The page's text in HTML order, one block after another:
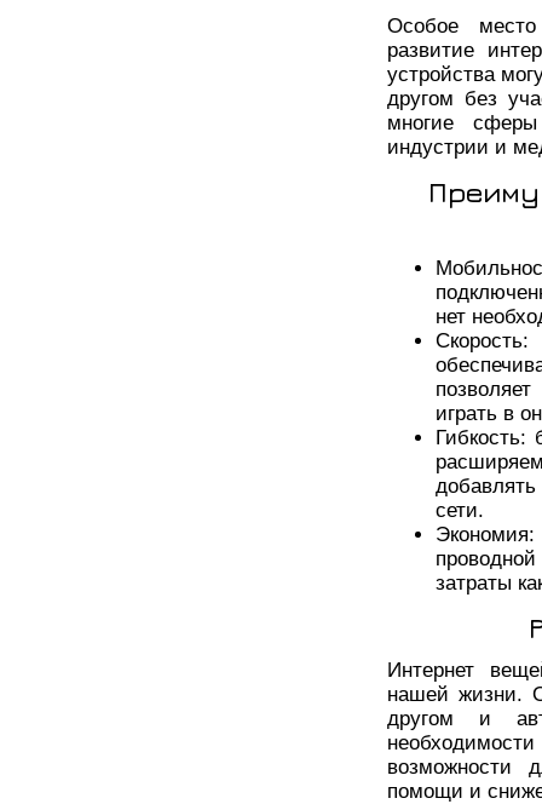
Особое место
развитие
устройства
другом без
многие
индустрии и
нет
Скорость:
играть в
Гибкость:
сети.
затраты
Интернет
нашей жизни.
другом и
возможности
помощи и